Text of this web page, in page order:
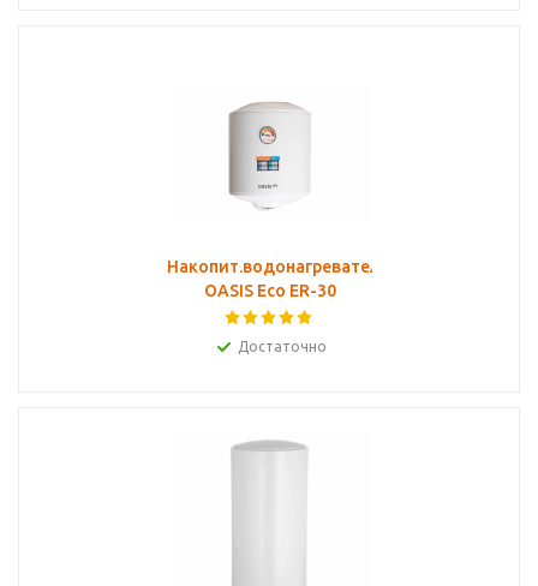
Накопит.водонагреватель
OASIS Eco ER-30
Достаточно